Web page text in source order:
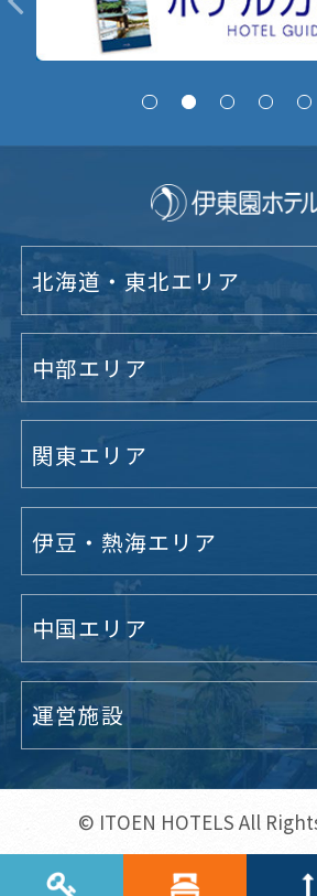
北海道・東北エリア
中部エリア
関東エリア
伊豆・熱海エリア
中国エリア
運営施設
© ITOEN HOTELS All